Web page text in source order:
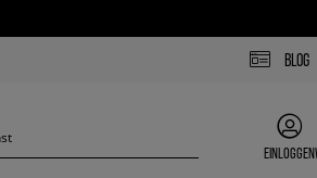
BLOG
EINLOGGEN